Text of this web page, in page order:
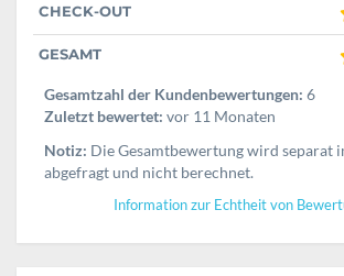
CHECK-OUT
GESAMT
Gesamtzahl der Kundenbewertungen: 6
Zuletzt bewertet: vor 11 Monaten
Notiz: Die Gesamtbewertung wird separat
abgefragt und nicht berechnet.
Information zur Echtheit von